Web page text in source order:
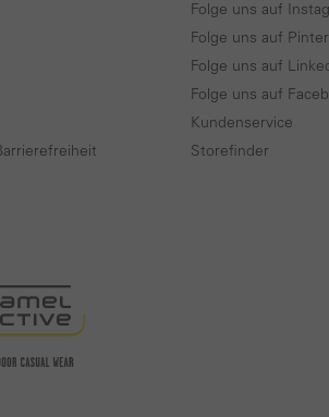
Folge uns auf
Folge uns auf
Folge uns auf
Folge uns auf
Kundenservice
Storefinder